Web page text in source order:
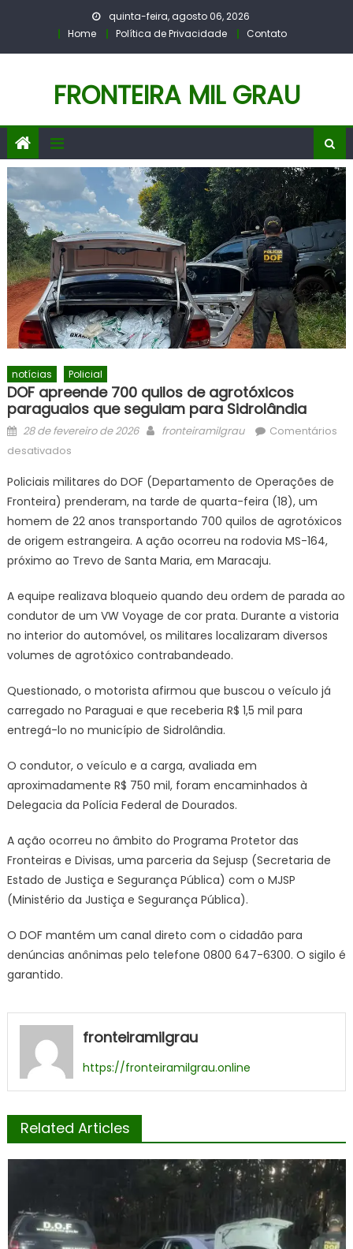
quinta-feira, agosto 06, 2026
Home
Política de Privacidade Contato
FRONTEIRA MIL GRAU
notícias Policial
DOF apreende 700 quilos de agrotóxicos
paraguaios que seguiam para Sidrolândia
Posted
on
28 de fevereiro de 2026 Author
fronteiramilgrau
Comentários
desativadosem
apreende
700
quilos
de
agrotóxicos
que
seguiam
para
Sidrolândia
Policiais militares do DOF (Departamento de Operações de
Fronteira) prenderam, na tarde de quarta-feira (18), um
homem de 22 anos transportando 700 quilos de agrotóxicos
de origem estrangeira. A ação ocorreu na rodovia MS-164,
próximo ao Trevo de Santa Maria, em Maracaju.
A equipe realizava bloqueio quando deu ordem de parada ao
condutor de um VW Voyage de cor prata. Durante a vistoria
no interior do automóvel, os militares localizaram diversos
volumes de agrotóxico contrabandeado.
Questionado, o motorista afirmou que buscou o veículo já
carregado no Paraguai e que receberia R$ 1,5 mil para
entregá-lo no município de Sidrolândia.
O condutor, o veículo e a carga, avaliada em
aproximadamente R$ 750 mil, foram encaminhados à
Delegacia da Polícia Federal de Dourados.
A ação ocorreu no âmbito do Programa Protetor das
Fronteiras e Divisas, uma parceria da Sejusp (Secretaria de
Estado de Justiça e Segurança Pública) com o MJSP
(Ministério da Justiça e Segurança Pública).
O DOF mantém um canal direto com o cidadão para
denúncias anônimas pelo telefone 0800 647-6300. O sigilo é
garantido.
fronteiramilgrau
https://fronteiramilgrau.online
Related Articles